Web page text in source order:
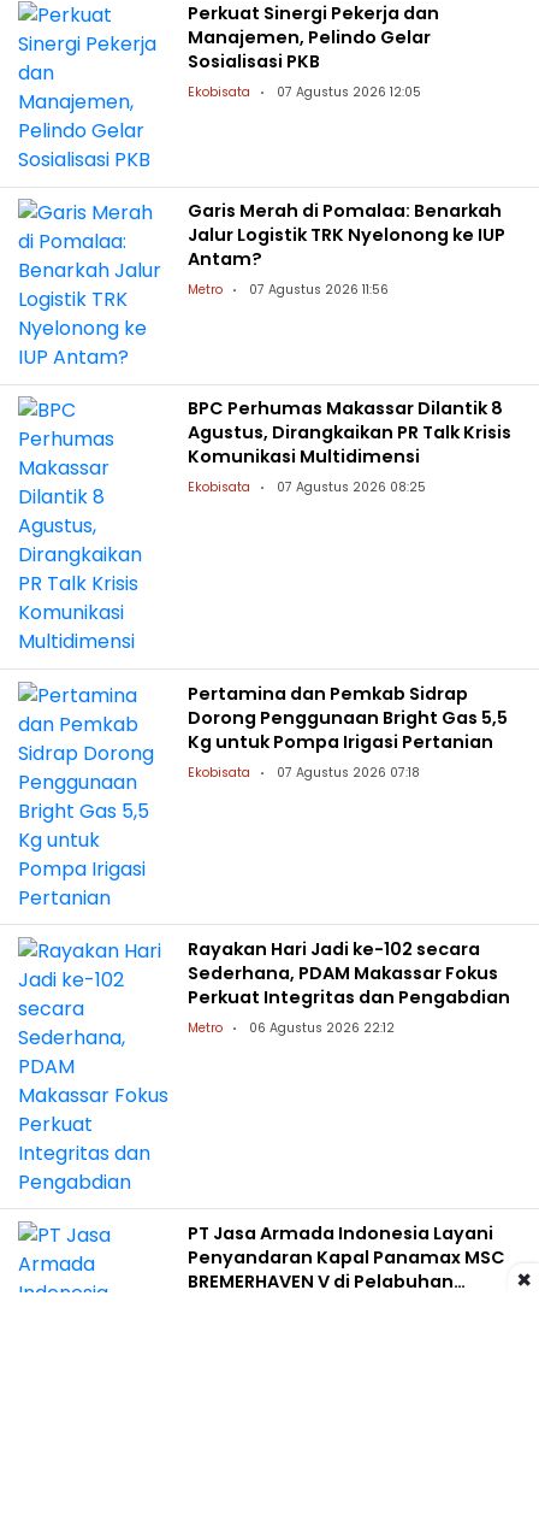
Perkuat Sinergi Pekerja dan
Manajemen, Pelindo Gelar
Sosialisasi PKB
Ekobisata 07 Agustus 2026 12:05
Garis Merah di Pomalaa: Benarkah
Jalur Logistik TRK Nyelonong ke IUP
Antam?
Metro 07 Agustus 2026 11:56
BPC Perhumas Makassar Dilantik 8
Agustus, Dirangkaikan PR Talk Krisis
Komunikasi Multidimensi
Ekobisata 07 Agustus 2026 08:25
Pertamina dan Pemkab Sidrap
Dorong Penggunaan Bright Gas 5,5
Kg untuk Pompa Irigasi Pertanian
Ekobisata 07 Agustus 2026 07:18
Rayakan Hari Jadi ke-102 secara
Sederhana, PDAM Makassar Fokus
Perkuat Integritas dan Pengabdian
Metro 06 Agustus 2026 22:12
PT Jasa Armada Indonesia Layani
Penyandaran Kapal Panamax MSC
BREMERHAVEN V di Pelabuhan
×